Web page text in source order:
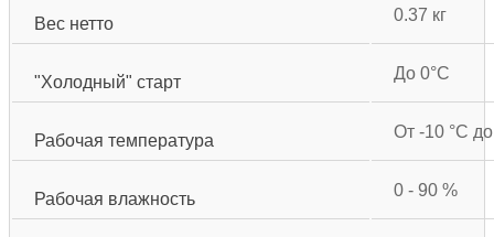
Вес нетто 0.37 кг
"Холодный" старт До 0°С
Рабочая температура От -10 °С
Рабочая влажность 0 - 90 %